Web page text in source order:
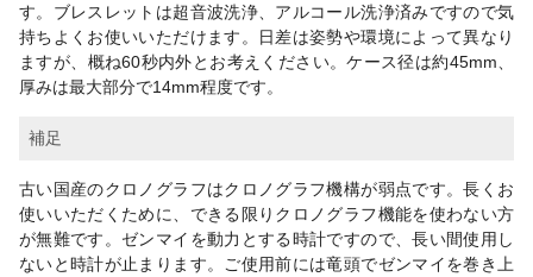
す。ブレスレットは超音波洗浄、アルコール洗浄済みですので気
持ちよくお使いいただけます。日差は姿勢や環境によって異なり
ますが、概ね60秒内外とお考えください。ケース径は約45mm、
厚みは最大部分で14mm程度です。
補足
古い国産のクロノグラフはクロノグラフ機構が弱点です。長くお
使いいただくために、できる限りクロノグラフ機能を使わない方
が無難です。ゼンマイを動力とする時計ですので、長い間使用し
ないと時計が止まります。ご使用前には竜頭でゼンマイを巻き上